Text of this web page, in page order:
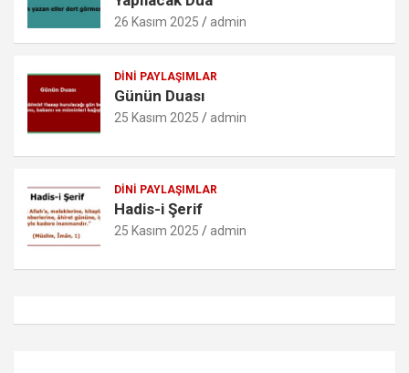
26 Kasım 2025 admin
DINI PAYLAŞIMLAR
Günün Duası
25 Kasım 2025 admin
DINI PAYLAŞIMLAR
Hadis-i Şerif
25 Kasım 2025 admin